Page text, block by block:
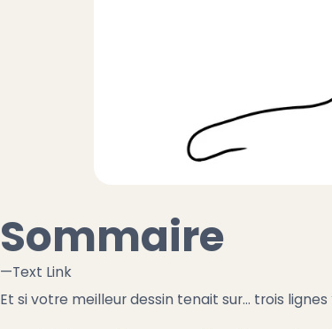
Sommaire
—Text Link
Et si votre meilleur dessin tenait sur... trois lignes